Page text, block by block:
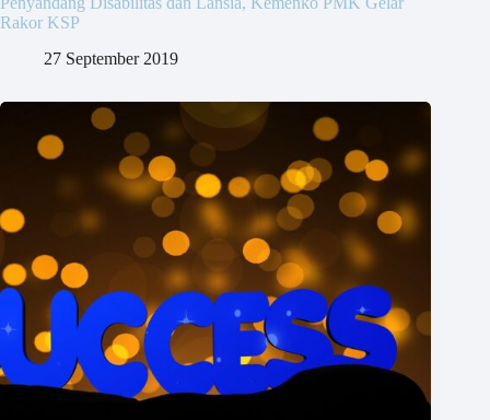
Rakor KSP
27 September 2019